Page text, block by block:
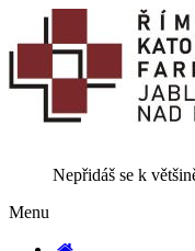
Nepřidáš se k
Menu